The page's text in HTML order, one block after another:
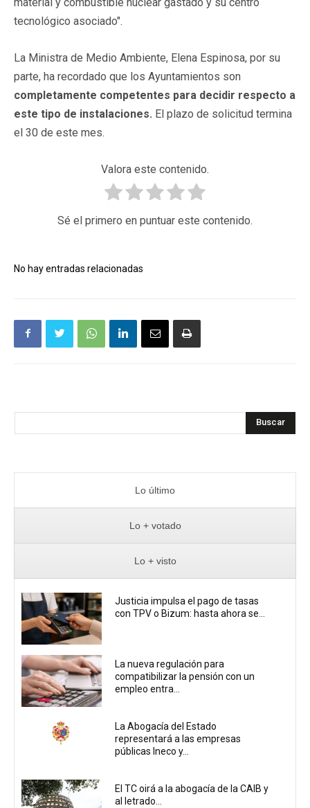
tecnológico asociado".
La Ministra de Medio Ambiente, Elena Espinosa, por su
parte, ha recordado que los Ayuntamientos son
completamente competentes para decidir respecto a
este tipo de instalaciones. El plazo de solicitud termina
el 30 de este mes.
Valora este contenido.
Sé el primero en puntuar este contenido.
No hay entradas relacionadas
Buscar
Lo último
Lo + votado
Lo + visto
Justicia impulsa el pago de tasas
con TPV o Bizum: hasta ahora se...
La nueva regulación para
compatibilizar la pensión con un
empleo entra...
La Abogacía del Estado
representará a las empresas
públicas Ineco y...
El TC oirá a la abogacía de la CAIB y
al letrado...